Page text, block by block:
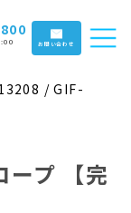
お問い合わせ
/ GIF-
ープ
【完